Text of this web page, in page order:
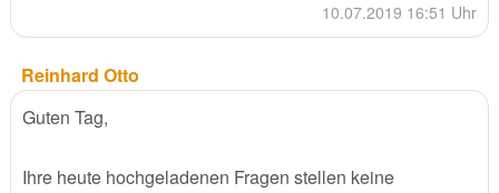
10.07.2019 16:51 Uhr
Reinhard Otto
Guten Tag,
Ihre heute hochgeladenen Fragen stellen keine